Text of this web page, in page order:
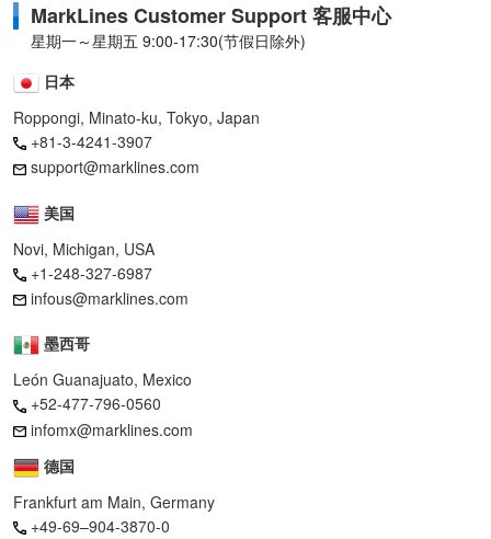
MarkLines Customer Support 客服中心
星期一～星期五 9:00-17:30(节假日除外)
日本
Roppongi, Minato-ku, Tokyo, Japan
+81-3-4241-3907
support@marklines.com
美国
Novi, Michigan, USA
+1-248-327-6987
infous@marklines.com
墨西哥
León Guanajuato, Mexico
+52-477-796-0560
infomx@marklines.com
德国
Frankfurt am Main, Germany
+49-69–904-3870-0